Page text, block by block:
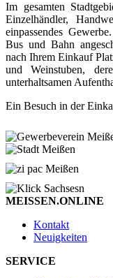
Im gesamten
Einzelhändler,
einpassendes
Bus und Bahn
nach Ihrem Einkauf
und Weinstuben,
unterhaltsamen
Ein Besuch in der
MEISSEN.ONLINE
Kontakt
Neuigkeiten
SERVICE